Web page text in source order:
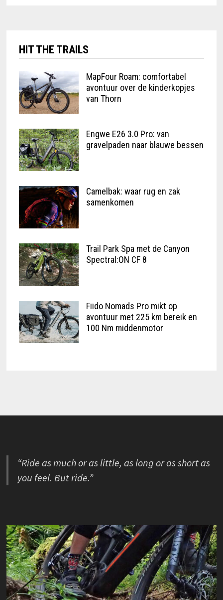
HIT THE TRAILS
MapFour Roam: comfortabel
avontuur over de kinderkopjes
van Thorn
Engwe E26 3.0 Pro: van
gravelpaden naar blauwe bessen
Camelbak: waar rug en zak
samenkomen
Trail Park Spa met de Canyon
Spectral:ON CF 8
Fiido Nomads Pro mikt op
avontuur met 225 km bereik en
100 Nm middenmotor
“Ride as much or as little, as long or as short as
you feel. But ride.”